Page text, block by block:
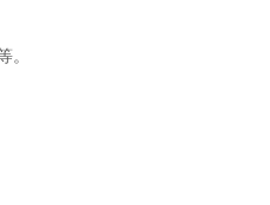
。